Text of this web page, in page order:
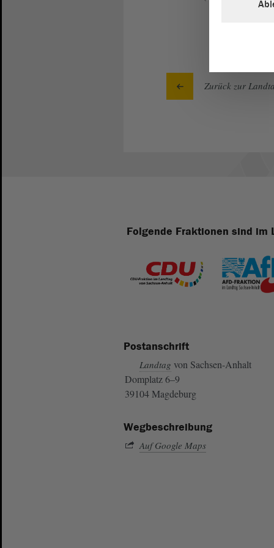
Zurück zur
Folgende Fraktionen sind im
Postanschrift
Landtag von Sachsen-Anhalt
Domplatz 6–9
39104 Magdeburg
Wegbeschreibung
Auf Google Maps